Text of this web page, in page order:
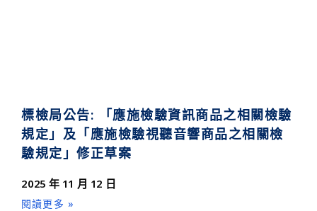
標檢局公告: 「應施檢驗資訊商品之相關檢驗
規定」及「應施檢驗視聽音響商品之相關檢
驗規定」修正草案
2025 年 11 月 12 日
閱讀更多 »